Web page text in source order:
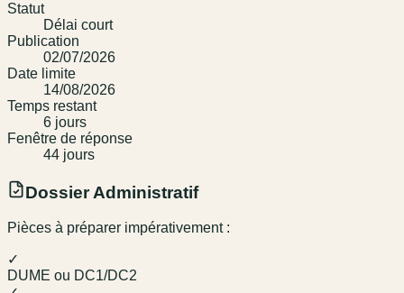
Statut
Délai court
Publication
02/07/2026
Date limite
14/08/2026
Temps restant
6 jours
Fenêtre de réponse
44 jours
Dossier Administratif
Pièces à préparer impérativement :
✓
DUME ou DC1/DC2